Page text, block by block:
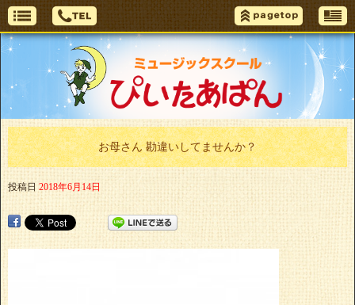
お母さん 勘違いしてませんか？
投稿日 2018年6月14日